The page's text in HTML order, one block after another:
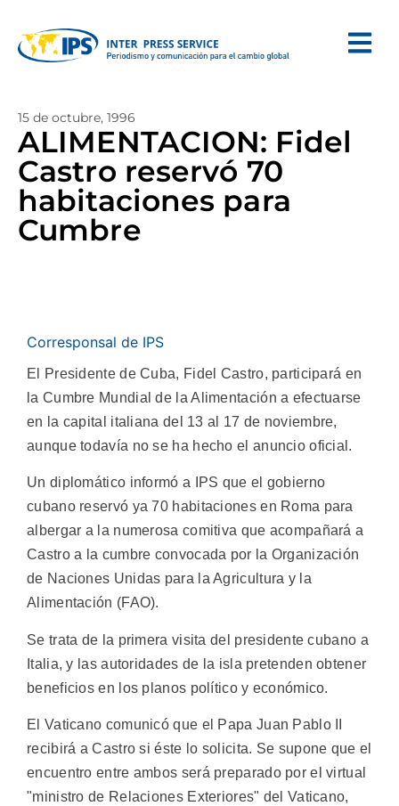
15 de octubre, 1996
ALIMENTACION: Fidel
Castro reservó 70
habitaciones para
Cumbre
Corresponsal de IPS
El Presidente de Cuba, Fidel Castro, participará en
la Cumbre Mundial de la Alimentación a efectuarse
en la capital italiana del 13 al 17 de noviembre,
aunque todavía no se ha hecho el anuncio oficial.
Un diplomático informó a IPS que el gobierno
cubano reservó ya 70 habitaciones en Roma para
albergar a la numerosa comitiva que acompañará a
Castro a la cumbre convocada por la Organización
de Naciones Unidas para la Agricultura y la
Alimentación (FAO).
Se trata de la primera visita del presidente cubano a
Italia, y las autoridades de la isla pretenden obtener
beneficios en los planos político y económico.
El Vaticano comunicó que el Papa Juan Pablo II
recibirá a Castro si éste lo solicita. Se supone que el
encuentro entre ambos será preparado por el virtual
"ministro de Relaciones Exteriores" del Vaticano,